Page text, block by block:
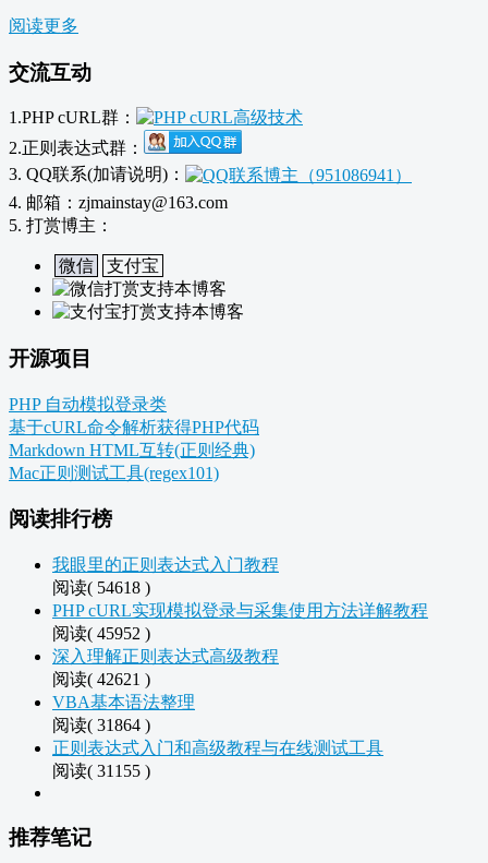
阅读更多
交流互动
1.PHP cURL群：
2.正则表达式群：
3. QQ联系(加请说明)：
4. 邮箱：zjmainstay@163.com
5. 打赏博主：
微信 支付宝
开源项目
PHP 自动模拟登录类
基于cURL命令解析获得PHP代码
Markdown HTML互转(正则经典)
Mac正则测试工具(regex101)
阅读排行榜
我眼里的正则表达式入门教程
阅读( 54618 )
PHP cURL实现模拟登录与采集使用方法详解教程
阅读( 45952 )
深入理解正则表达式高级教程
阅读( 42621 )
VBA基本语法整理
阅读( 31864 )
正则表达式入门和高级教程与在线测试工具
阅读( 31155 )
推荐笔记